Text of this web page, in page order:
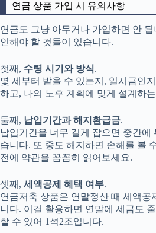
연금 상품 가입 시 유의사항
연금도 그냥 아무거나 가입하면 안
인해야 할 것들이 있습니다.
첫째, 수령 시기와 방식.
몇 세부터 받을 수 있는지, 일시금인
하고, 나의 노후 계획에 맞게 설계하
둘째, 납입기간과 해지환급금.
납입기간을 너무 길게 잡으면 중간에
습니다. 또 중도 해지하면 손해를 볼
전에 약관을 꼼꼼히 읽어보세요.
셋째, 세액공제 혜택 여부.
연금저축 상품은 연말정산 때 세액공
니다. 이걸 활용하면 연말에 세금도
할 수 있어 1석2조입니다.